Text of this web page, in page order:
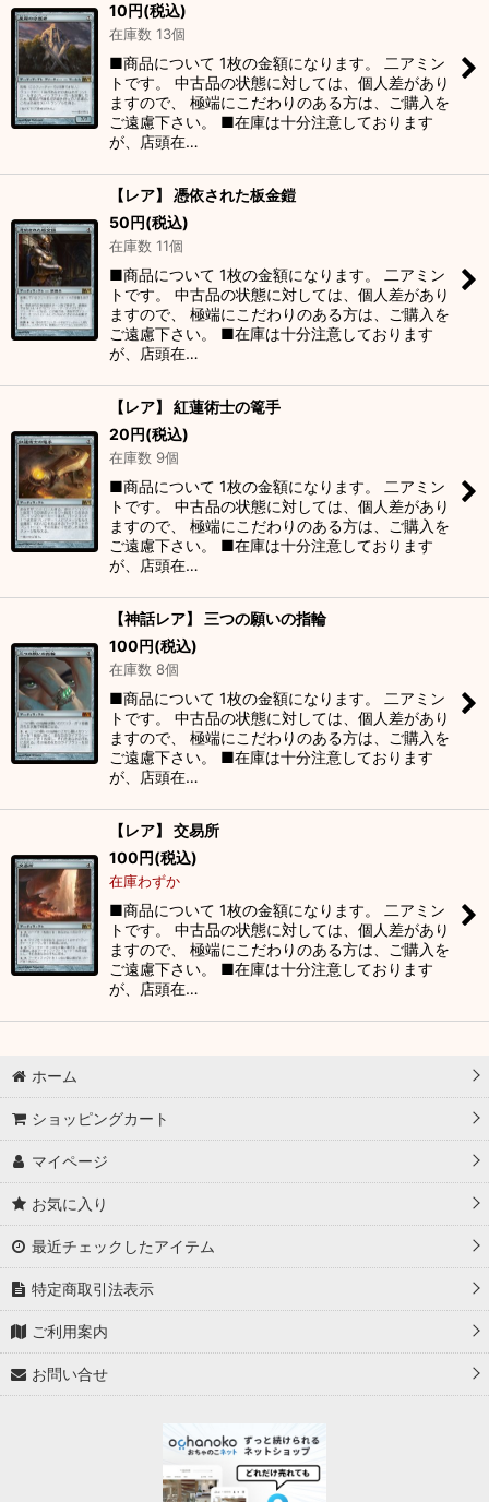
10円(税込)
在庫数 13個
■商品について 1枚の金額になります。 二アミン
トです。 中古品の状態に対しては、個人差があり
ますので、 極端にこだわりのある方は、ご購入を
ご遠慮下さい。 ■在庫は十分注意しております
が、店頭在…
【レア】 憑依された板金鎧
50円(税込)
在庫数 11個
■商品について 1枚の金額になります。 二アミン
トです。 中古品の状態に対しては、個人差があり
ますので、 極端にこだわりのある方は、ご購入を
ご遠慮下さい。 ■在庫は十分注意しております
が、店頭在…
【レア】 紅蓮術士の篭手
20円(税込)
在庫数 9個
■商品について 1枚の金額になります。 二アミン
トです。 中古品の状態に対しては、個人差があり
ますので、 極端にこだわりのある方は、ご購入を
ご遠慮下さい。 ■在庫は十分注意しております
が、店頭在…
【神話レア】 三つの願いの指輪
100円(税込)
在庫数 8個
■商品について 1枚の金額になります。 二アミン
トです。 中古品の状態に対しては、個人差があり
ますので、 極端にこだわりのある方は、ご購入を
ご遠慮下さい。 ■在庫は十分注意しております
が、店頭在…
【レア】 交易所
100円(税込)
在庫わずか
■商品について 1枚の金額になります。 二アミン
トです。 中古品の状態に対しては、個人差があり
ますので、 極端にこだわりのある方は、ご購入を
ご遠慮下さい。 ■在庫は十分注意しております
が、店頭在…
ホーム
ショッピングカート
マイページ
お気に入り
最近チェックしたアイテム
特定商取引法表示
ご利用案内
お問い合せ